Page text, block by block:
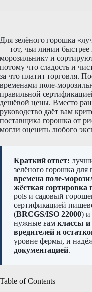
Для зелёного горошка
— тот, чьи линии быстрее
морозильнику и
потому что сладость и
за что платит торговля.
временами поле-
правильной
дешёвой цены. Вместо
руководство даёт вам
поставщика горошка от
могли оценить любого
Краткий ответ:
зелёного горошка для
времена поле-
жёсткая сортировка
pois и садовый
сертификацией
(BRCGS/ISO 22000) и
нужные вам классы
вредителей и
уровне фермы, и
документацией.
Table of Contents